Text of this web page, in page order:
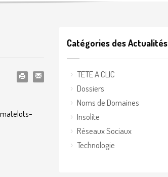
Catégories des Actualités
TETE A CLIC
Dossiers
Noms de Domaines
Insolite
Réseaux Sociaux
Technologie